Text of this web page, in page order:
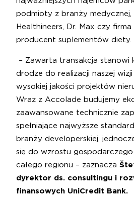
podmioty z branży medycznej,
Healthineers, Dr. Max czy firma
producent suplementów diety.
– Zawarta transakcja stanowi
drodze do realizacji naszej
wysokiej jakości projektów
Wraz z Accolade budujemy
zaawansowane technicznie
spełniające najwyższe
branży developerskiej,
się do wzrostu
całego regionu – zaznacza
dyrektor ds. consultingu i
finansowych UniCredit Bank.